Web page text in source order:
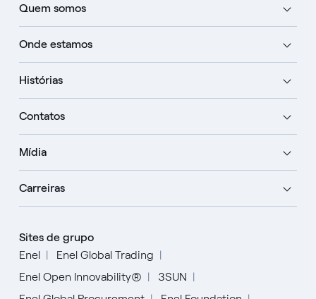
Quem somos
Onde estamos
Histórias
Contatos
Mídia
Carreiras
Sites de grupo
Enel
Enel Global Trading
Enel Open Innovability®
3SUN